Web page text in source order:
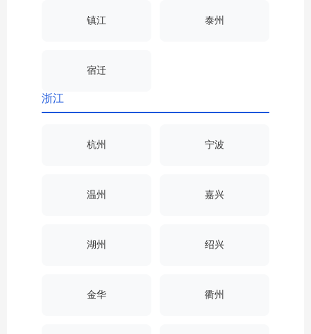
镇江 泰州
宿迁
浙江
杭州 宁波
温州 嘉兴
湖州 绍兴
金华 衢州